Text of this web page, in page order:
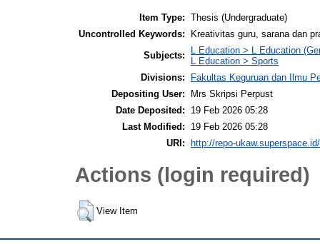
Item Type: Thesis (Undergraduate)
Uncontrolled Keywords:
Kreativitas guru, sarana dan
Subjects:
L Education > L Education
L Education > Sports
Divisions:
Fakultas Keguruan dan Ilmu
Depositing User:
Mrs Skripsi Perpust
Date Deposited:
19 Feb 2026 05:28
Last Modified:
19 Feb 2026 05:28
URI:
http://repo-
Actions (login required)
View Item